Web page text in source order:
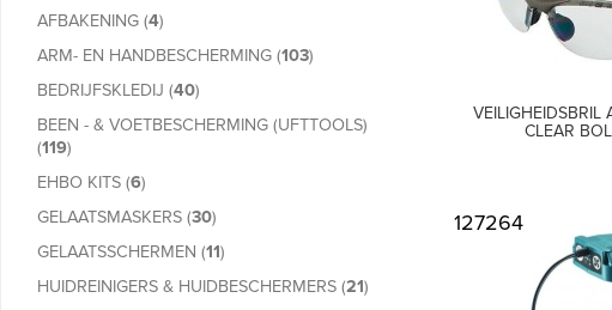
AFBAKENING (4)
ARM- EN HANDBESCHERMING (103)
BEDRIJFSKLEDIJ (40)
BEEN - & VOETBESCHERMING (UFTTOOLS)
(119)
EHBO KITS (6)
GELAATSMASKERS (30)
GELAATSSCHERMEN (11)
HUIDREINIGERS & HUIDBESCHERMERS (21)
VEILIGHEIDSBRIL
CLEAR
127264